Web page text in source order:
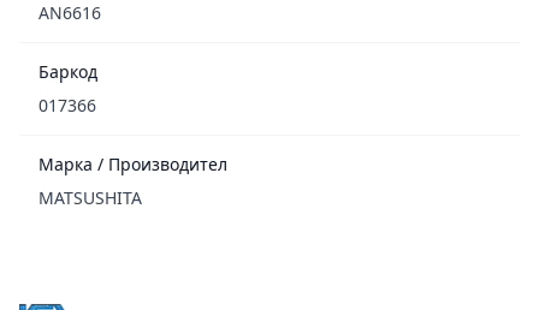
AN6616
Баркод
017366
Марка / Производител
MATSUSHITA